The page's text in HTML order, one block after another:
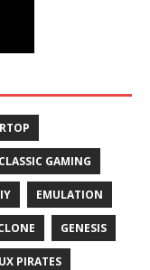
CLASSIC GAMING
EMULATION
GENESIS
PIRATES